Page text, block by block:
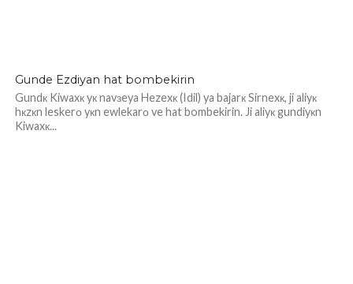
Gundе Еzdiyan hat bombekirin
Gundк Kiwaxк yк navзeya Hezexк (Idil) ya bajarк Sirnexк, ji aliyк
hкzкn leskerо yкn ewlekarо ve hat bombekirin. Ji aliyк gundiyкn
Kiwaxк...